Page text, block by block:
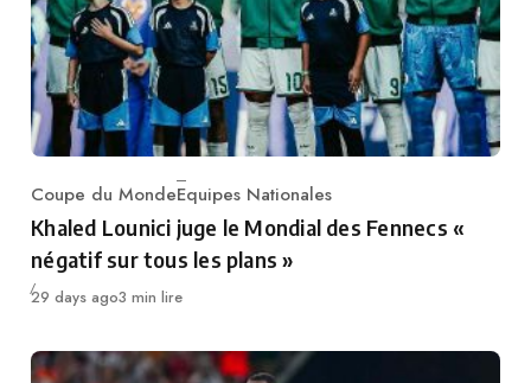
Category
Coupe du MondeEquipes Nationales
Khaled Lounici juge le Mondial des Fennecs «
négatif sur tous les plans »
Publié
29 days ago3 min lire